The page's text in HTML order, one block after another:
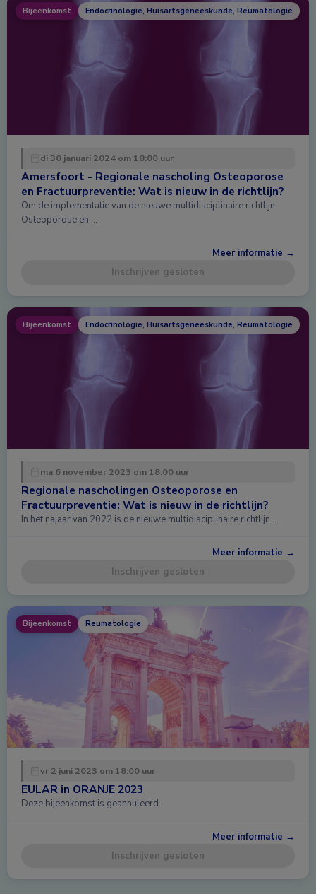
Bijeenkomst Endocrinologie, Huisartsgeneeskunde, Reumatologie
di 30 januari 2024 om 18:00 uur
Amersfoort - Regionale nascholing Osteoporose
en Fractuurpreventie: Wat is nieuw in de richtlijn?
Om de implementatie van de nieuwe multidisciplinaire richtlijn
Osteoporose en …
Meer informatie →
Inschrijven gesloten
Bijeenkomst Endocrinologie, Huisartsgeneeskunde, Reumatologie
ma 6 november 2023 om 18:00 uur
Regionale nascholingen Osteoporose en
Fractuurpreventie: Wat is nieuw in de richtlijn?
In het najaar van 2022 is de nieuwe multidisciplinaire richtlijn …
Meer informatie →
Inschrijven gesloten
Bijeenkomst Reumatologie
vr 2 juni 2023 om 18:00 uur
EULAR in ORANJE 2023
Deze bijeenkomst is geannuleerd.
Meer informatie →
Inschrijven gesloten